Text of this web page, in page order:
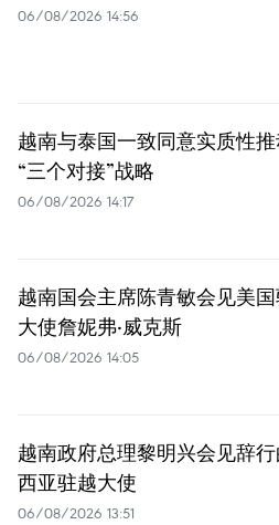
06/08/2026 14:56
越南与泰国一致同意实质性
“三个对接”战略
06/08/2026 14:17
越南国会主席陈青敏会见美
大使詹妮弗·威克斯
06/08/2026 14:05
越南政府总理黎明兴会见辞
西亚驻越大使
06/08/2026 13:51